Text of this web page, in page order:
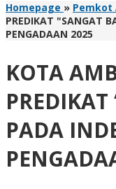
Homepage » Pemkot
PREDIKAT "SANGAT
PENGADAAN 2025
KOTA
PADA